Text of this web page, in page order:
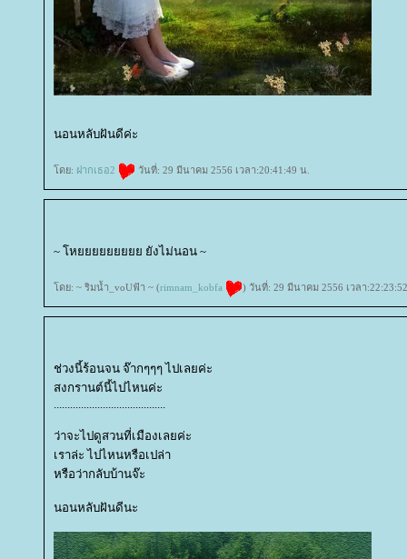
นอนหลับฝันดีค่ะ
ดย: ฝากเธอ2 วันที่: 29 มีนาคม 2556 เวลา:20:41:49 น.
~ โหยยยยยยยยย ยังไม่นอน ~
ดย: ~ ริมน้ำ_voUฟ้า ~ (rimnam_kobfa ) วันที่: 29 มีนาคม 2556 เวลา
ช่วงนี้ร้อนจน จ๊ากๆๆๆ ไปเลยค่ะ
สงกรานต์นี้ไปไหนค่ะ
ว่าจะไปดูสวนที่เมืองเลยค่ะ
เราล่ะ ไปไหนหรือเปล่า
หรือว่ากลับบ้านจ๊ะ
นอนหลับฝันดีนะ